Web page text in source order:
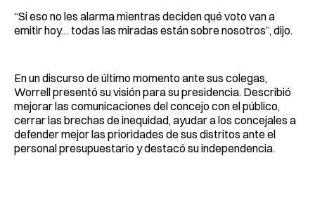
“Si eso no les alarma mientras deciden qué voto van a
emitir hoy… todas las miradas están sobre nosotros”, dijo.
En un discurso de último momento ante sus colegas,
Worrell presentó su visión para su presidencia. Describió
mejorar las comunicaciones del concejo con el público,
cerrar las brechas de inequidad, ayudar a los concejales a
defender mejor las prioridades de sus distritos ante el
personal presupuestario y destacó su independencia.